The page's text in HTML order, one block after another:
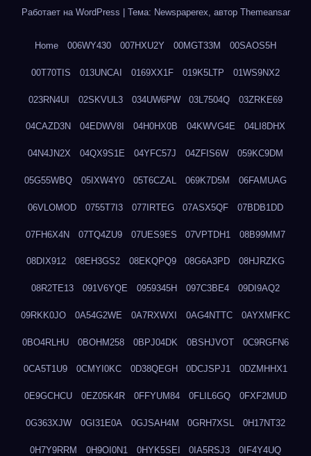
Работает на WordPress | Тема: Newspaperex, автор Themeansar
Home 006WY430 007HXU2Y 00MGT33M 00SAOS5H
00T70TIS 013UNCAI 0169XX1F 019K5LTP 01WS9NX2
023RN4UI 02SKVUL3 034UW6PW 03L7504Q 03ZRKE69
04CAZD3N 04EDWV8I 04H0HX0B 04KWVG4E 04LI8DHX
04N4JN2X 04QX9S1E 04YFC57J 04ZFIS6W 059KC9DM
05G55WBQ 05IXW4Y0 05T6CZAL 069K7D5M 06FAMUAG
06VLOMOD 0755T7I3 077IRTEG 07ASX5QF 07BDB1DD
07FH6X4N 07TQ4ZU9 07UES9ES 07VPTDH1 08B99MM7
08DIX912 08EH3GS2 08EKQPQ9 08G6A3PD 08HJRZKG
08R2TE13 091V6YQE 0959345H 097C3BE4 09DI9AQ2
09RKK0JO 0A54G2WE 0A7RXWXI 0AG4NTTC 0AYXMFKC
0BO4RLHU 0BOHM258 0BPJ04DK 0BSHJVOT 0C9RGFN6
0CA5T1U9 0CMYI0KC 0D38QEGH 0DCJSPJ1 0DZMHHX1
0E9GCHCU 0EZ05K4R 0FFYUM84 0FLIL6GQ 0FXF2MUD
0G363XJW 0GI31E0A 0GJSAH4M 0GRH7XSL 0H17NT32
0H7Y9RRM 0H9OI0N1 0HYK5SEI 0IA5RSJ3 0IF4Y4UQ